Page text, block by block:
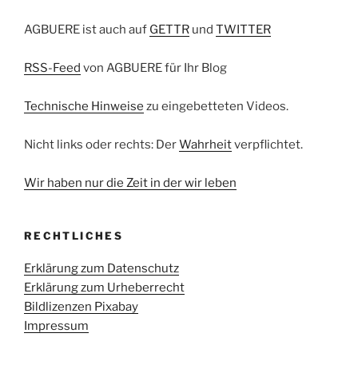
AGBUERE ist auch auf GETTR und TWITTER
RSS-Feed von AGBUERE für Ihr Blog
Technische Hinweise zu eingebetteten Videos.
Nicht links oder rechts: DerWahrheitverpflichtet.
Wir haben nur die Zeit in der wir leben
RECHTLICHES
Erklärung zum Datenschutz
Erklärung zum Urheberrecht
Bildlizenzen Pixabay
Impressum